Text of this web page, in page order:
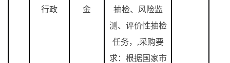
行政
金
抽检、风险监
测、评价性抽检
任务， ,采购要
求：根据国家市